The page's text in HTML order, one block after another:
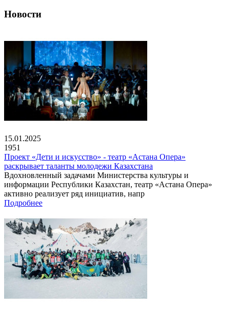
Новости
15.01.2025
1951
Проект «Дети и искусство» - театр «Астана Опера»
раскрывает таланты молодежи Казахстана
Вдохновленный задачами Министерства культуры и
информации Республики Казахстан, театр «Астана Опера»
активно реализует ряд инициатив, напр
Подробнее